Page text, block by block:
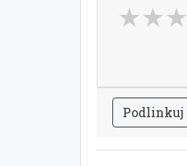
Podlinkuj